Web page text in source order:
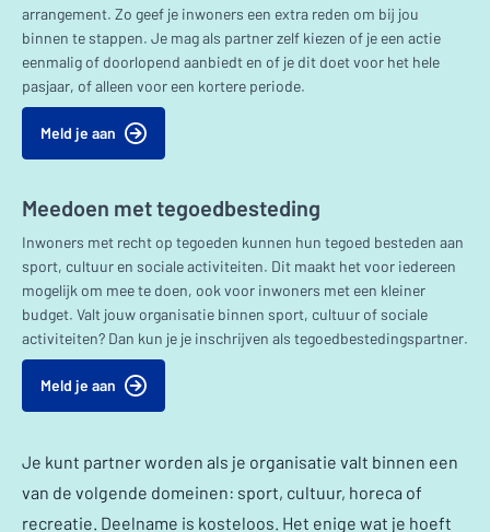
arrangement. Zo geef je inwoners een extra reden om bij jou
binnen te stappen. Je mag als partner zelf kiezen of je een actie
eenmalig of doorlopend aanbiedt en of je dit doet voor het hele
pasjaar, of alleen voor een kortere periode.
Meld je aan
Meedoen met tegoedbesteding
Inwoners met recht op tegoeden kunnen hun tegoed besteden aan
sport, cultuur en sociale activiteiten. Dit maakt het voor iedereen
mogelijk om mee te doen, ook voor inwoners met een kleiner
budget. Valt jouw organisatie binnen sport, cultuur of sociale
activiteiten? Dan kun je je inschrijven als tegoedbestedingspartner.
Meld je aan
Je kunt partner worden als je organisatie valt binnen een
van de volgende domeinen: sport, cultuur, horeca of
recreatie. Deelname is kosteloos. Het enige wat je hoeft